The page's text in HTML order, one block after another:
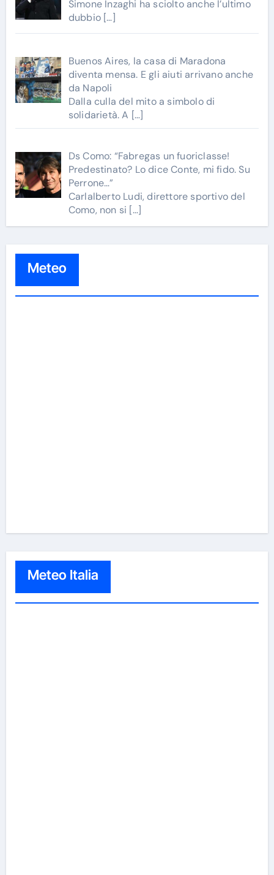
Simone Inzaghi ha sciolto anche l’ultimo
dubbio […]
Buenos Aires, la casa di Maradona
diventa mensa. E gli aiuti arrivano anche
da Napoli
Dalla culla del mito a simbolo di
solidarietà. A […]
Ds Como: “Fabregas un fuoriclasse!
Predestinato? Lo dice Conte, mi fido. Su
Perrone…”
Carlalberto Ludi, direttore sportivo del
Como, non si […]
Meteo
Meteo Italia